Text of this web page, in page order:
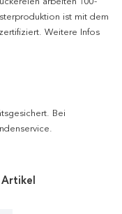
ist mit dem
Weitere Infos
Bei